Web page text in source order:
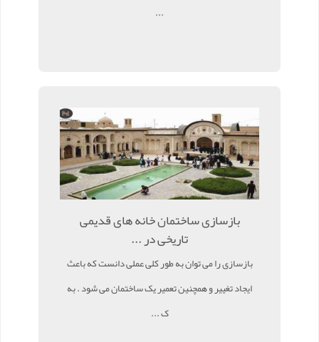
...
بازسازی ساختمان خانه های قدیمی
تاریخی در ...
بازسازی را می توان به طور کلی عملی دانست که باعث
ایجاد تغییر و همچنین تعمیر یک ساختمان می شود . به
ک ...